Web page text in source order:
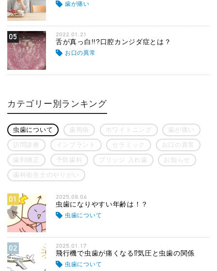
歯が痛い
05 2022.01.21
舌が真っ白!!?口腔カンジダ症とは？
お口の異常
カテゴリー別ランキング
虫歯について 歯周病 ホワイトニング 歯が痛い
訪問診療 インプラント セラミック お口の異常
歯列矯正 予防歯科 ブリッジ 入れ歯 お知らせ
歯科衛生士のやりがい
01 2025.09.04
虫歯になりやすい年齢は！？
虫歯について
02 2025.01.17
飛行機で虫歯が痛くなる⁉気圧と虫歯の関係
虫歯について